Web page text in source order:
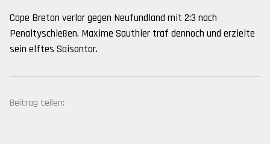
Cape Breton verlor gegen Neufundland mit 2:3 nach
Penaltyschießen. Maxime Sauthier traf dennoch und erzielte
sein elftes Saisontor.
Beitrag teilen: